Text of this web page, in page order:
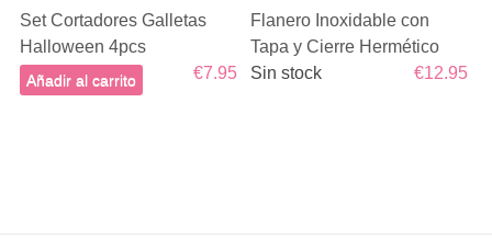
Set Cortadores Galletas
Halloween 4pcs
€7.95
Añadir al carrito
Flanero Inoxidable con
Tapa y Cierre Hermético
€12.95
Sin stock